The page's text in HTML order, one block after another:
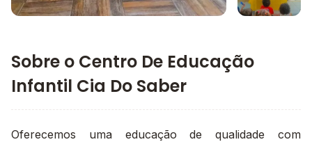
Sobre o Centro De Educação
Infantil Cia Do Saber
Oferecemos uma educação de qualidade com